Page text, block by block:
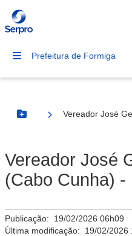
Prefeitura de Formiga
Botão Menu
Vereador José
Vereador José
(Cabo Cunha) -
Publicação: 19/02/2026 06h09
Última modificação: 19/02/2026